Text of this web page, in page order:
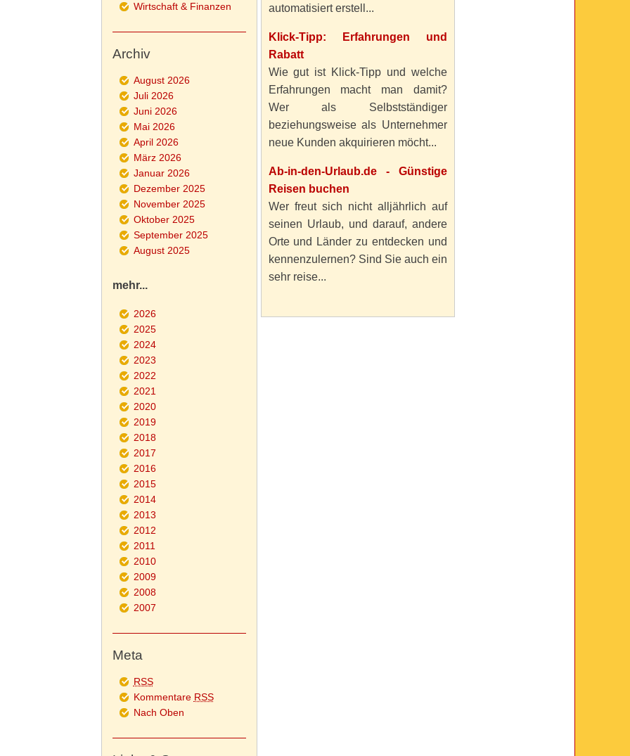
automatisiert erstell...
Klick-Tipp: Erfahrungen und
Rabatt
Wie gut ist Klick-Tipp und welche
Erfahrungen macht man damit?
Wer als Selbstständiger
beziehungsweise als Unternehmer
neue Kunden akquirieren möcht...
Ab-in-den-Urlaub.de - Günstige
Reisen buchen
Wer freut sich nicht alljährlich auf
seinen Urlaub, und darauf, andere
Orte und Länder zu entdecken und
kennenzulernen? Sind Sie auch ein
sehr reise...
Wirtschaft & Finanzen
Archiv
August 2026
Juli 2026
Juni 2026
Mai 2026
April 2026
März 2026
Januar 2026
Dezember 2025
November 2025
Oktober 2025
September 2025
August 2025
mehr...
2026
2025
2024
2023
2022
2021
2020
2019
2018
2017
2016
2015
2014
2013
2012
2011
2010
2009
2008
2007
Meta
RSS
Kommentare RSS
Nach Oben